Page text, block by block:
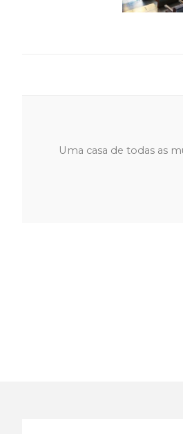
Uma casa de todas as